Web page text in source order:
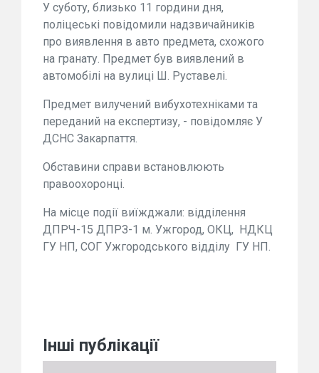
У суботу, близько 11 гордини дня,
поліцеські повідомили надзвичайників
про виявлення в авто предмета, схожого
на гранату. Предмет був виявлений в
автомобілі на вулиці Ш. Руставелі.
Предмет вилучений вибухотехніками та
переданий на експертизу, - повідомляє У
ДСНС Закарпаття.
Обставини справи встановлюють
правоохоронці.
На місце події виїжджали: відділення
ДПРЧ-15 ДПРЗ-1 м. Ужгород, ОКЦ, НДКЦ
ГУ НП, СОГ Ужгородського відділу ГУ НП.
Інші публікації